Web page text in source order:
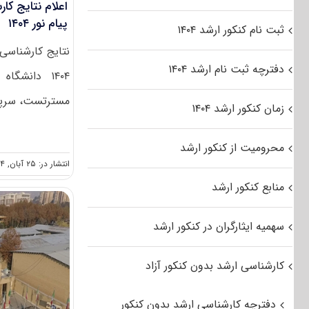
اعلام نتایج
پیام نور ۱۴۰۴
نتایج
۱۴۰۴
مسترتست،
انتشار در: ۲۵ آبان, ۱۴۰۴
ثبت نام کنکور ارشد ۱۴۰۴
دفترچه ثبت نام ارشد ۱۴۰۴
زمان کنکور ارشد ۱۴۰۴
محرومیت از کنکور ارشد
منابع کنکور ارشد
سهمیه ایثارگران در کنکور ارشد
کارشناسی ارشد بدون کنکور آزاد
دفترچه کارشناسی ارشد بدون کنکور